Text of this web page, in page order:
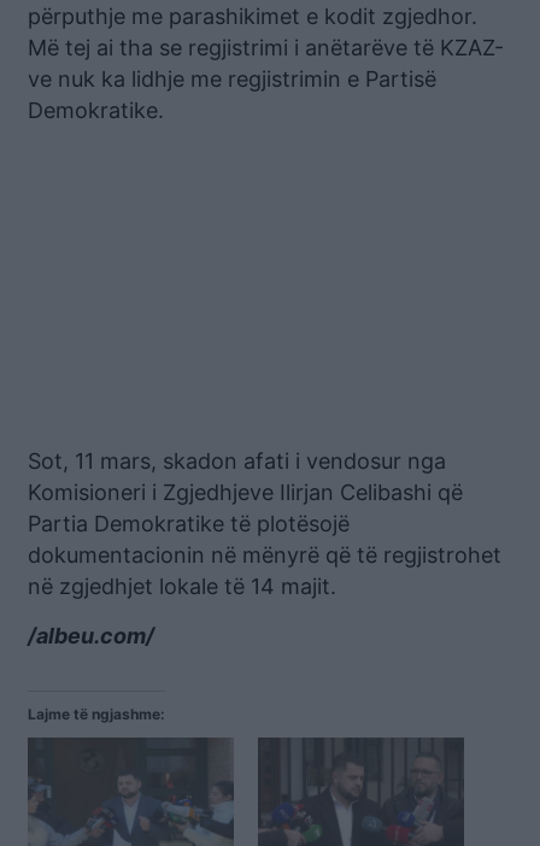
përputhje me parashikimet e kodit zgjedhor.
Më tej ai tha se regjistrimi i anëtarëve të KZAZ-
ve nuk ka lidhje me regjistrimin e Partisë
Demokratike.
Sot, 11 mars, skadon afati i vendosur nga
Komisioneri i Zgjedhjeve Ilirjan Celibashi që
Partia Demokratike të plotësojë
dokumentacionin në mënyrë që të regjistrohet
në zgjedhjet lokale të 14 majit.
/albeu.com/
Lajme të ngjashme: